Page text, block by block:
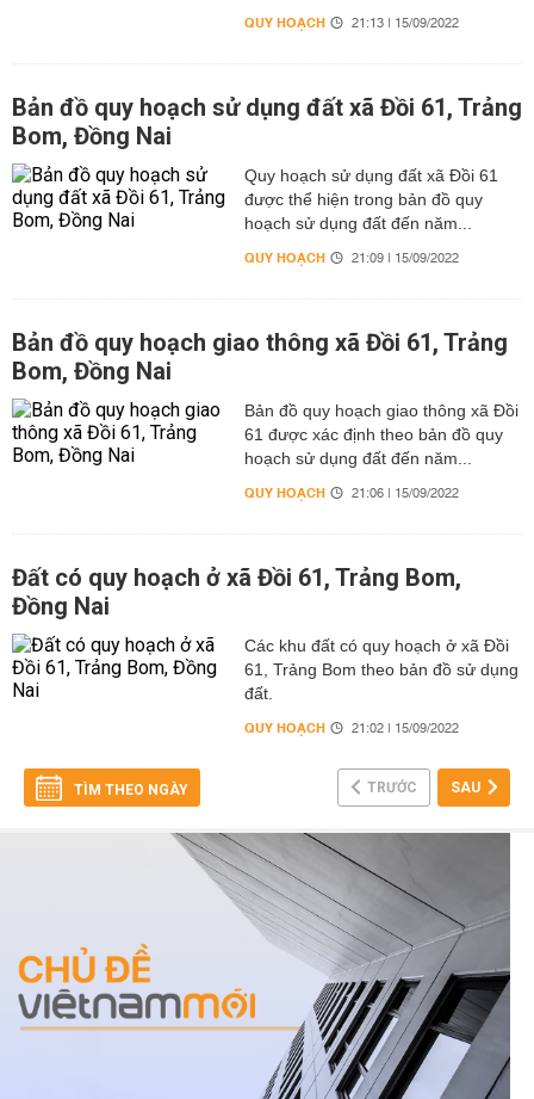
QUY HOẠCH 21:13 | 15/09/2022
Bản đồ quy hoạch sử dụng đất xã Đồi 61, Trảng
Bom, Đồng Nai
Quy hoạch sử dụng đất xã Đồi 61
được thể hiện trong bản đồ quy
hoạch sử dụng đất đến năm...
QUY HOẠCH 21:09 | 15/09/2022
Bản đồ quy hoạch giao thông xã Đồi 61, Trảng
Bom, Đồng Nai
Bản đồ quy hoạch giao thông xã Đồi
61 được xác định theo bản đồ quy
hoạch sử dụng đất đến năm...
QUY HOẠCH 21:06 | 15/09/2022
Đất có quy hoạch ở xã Đồi 61, Trảng Bom,
Đồng Nai
Các khu đất có quy hoạch ở xã Đồi
61, Trảng Bom theo bản đồ sử dụng
đất.
QUY HOẠCH 21:02 | 15/09/2022
TÌM THEO NGÀY TRƯỚC SAU